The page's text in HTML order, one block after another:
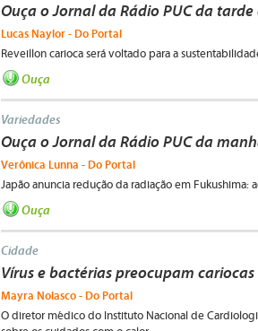
Ouça o Jornal da Rádio PUC da
Lucas Naylor - Do Portal
Reveillon carioca será voltado para a
Ouça
Variedades
Ouça o Jornal da Rádio PUC da
Verônica Lunna - Do Portal
Japão anuncia redução da radiação em
Ouça
Cidade
Vírus e bactérias preocupam
Mayra Nolasco - Do Portal
O diretor médico do Instituto Nacional de